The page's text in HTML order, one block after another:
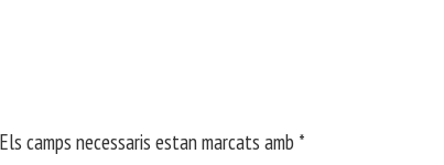
Els camps necessaris estan marcats amb *